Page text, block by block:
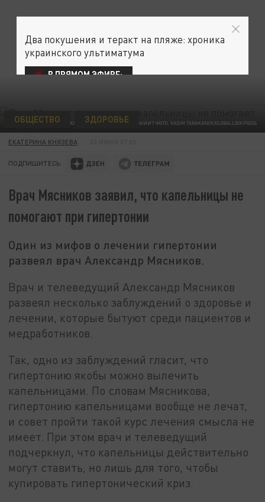
ПОМОГУТ ЛИ КАПЕЛЬНИЦЫ ПРИ ГИПЕРТОНИИ? ФОТО: VADIM TARAKANOV/GLOBALLOOKPRESS
ОБЩЕСТВО ЗДОРОВЬЕ
ЕКАТЕРИНА КНЯЗЕВА
ПОДПИШИТЕСЬ:
Врач Мясников заявил, что капельницы не
помогают при гипертонии
Один из мифов о лечении гипертонии
развеял врач Александр Мясников.
Врач и телеведущий Александр Мясников
развеял несколько заблуждений о здоровье и
лечении, которые бытуют среди пациентов и
медработников.
Так, одно из заблуждений гласит, что
гипертонию якобы можно вылечить
капельницами. По словам Мясникова,
гипертонию капельницами вообще не лечат,
и совет пройти такой курс лечения смысла не
имеет. При этом врач и телеведущий
подчеркнул, что капельницы действительно
могут ставить, но лишь для того, чтобы
купировать гипертонический криз.
Два покушения и теракт на пляже: хроника
украинского ультиматума
В ПРЯМОМ ЭФИРЕ: